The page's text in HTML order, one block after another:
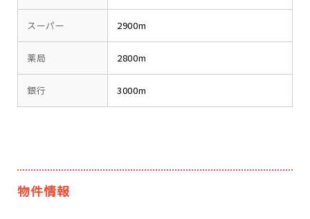
スーパー 2900m
薬局 2800m
銀行 3000m
物件情報